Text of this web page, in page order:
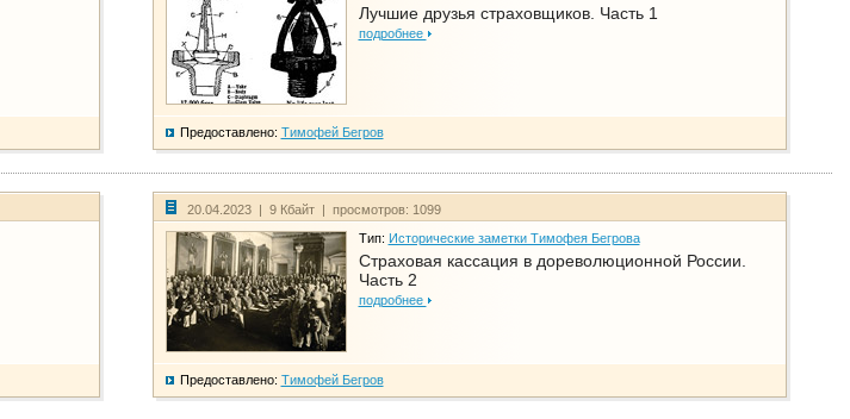
Лучшие друзья страховщиков. Часть 1
подробнее
Предоставлено: Тимофей Бегров
20.04.2023 | 9 Кбайт | просмотров: 1099
Тип: Исторические заметки Тимофея Бегрова
Страховая кассация в дореволюционной России.
Часть 2
подробнее
Предоставлено: Тимофей Бегров